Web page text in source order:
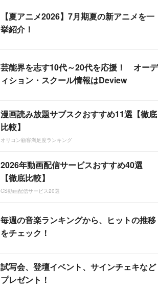
【夏アニメ2026】7月期夏の新アニメを一
挙紹介！
芸能界を志す10代～20代を応援！ オーデ
ィション・スクール情報はDeview
漫画読み放題サブスクおすすめ11選【徹底
比較】
オリコン顧客満足度ランキング
2026年動画配信サービスおすすめ40選
【徹底比較】
CS動画配信サービス20選
毎週の音楽ランキングから、ヒットの推移
をチェック！
試写会、登壇イベント、サインチェキなど
プレゼント！